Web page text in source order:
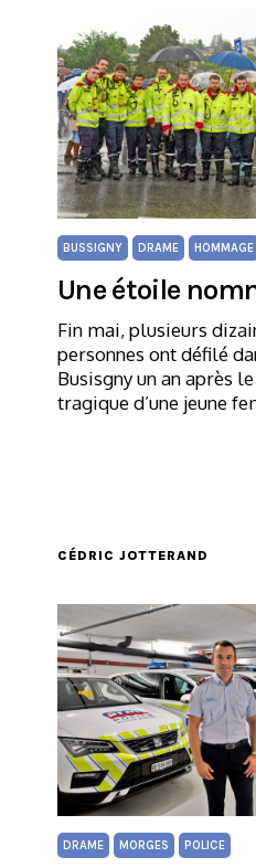
BUSSIGNY DRAME HOMMAGE
Une étoile
Fin mai, plusieurs
personnes ont défilé
Busisgny un an après
tragique d’une jeune
CÉDRIC JOTTERAND
DRAME MORGES POLICE